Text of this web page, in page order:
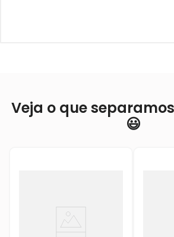
Veja o que
😃